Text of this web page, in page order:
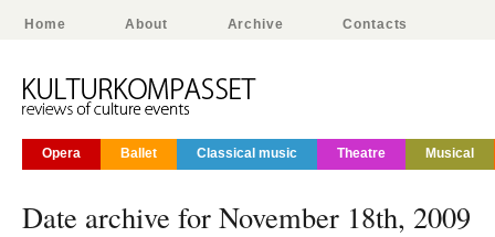
Home About Archive Contacts
Opera Ballet Classical music Theatre Musical
Date archive for November 18th, 2009